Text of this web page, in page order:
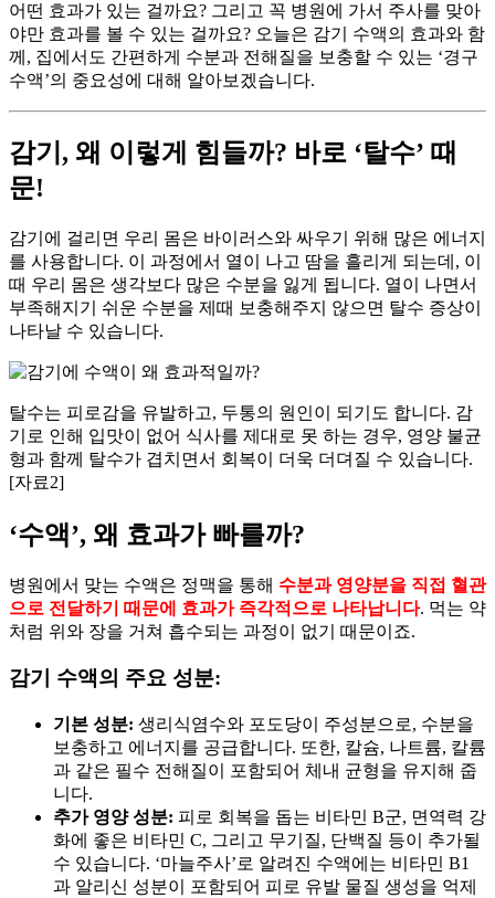
어떤 효과가 있는 걸까요? 그리고 꼭 병원에 가서 주사를 맞아
야만 효과를 볼 수 있는 걸까요? 오늘은 감기 수액의 효과와 함
께, 집에서도 간편하게 수분과 전해질을 보충할 수 있는 ‘경구
수액’의 중요성에 대해 알아보겠습니다.
감기, 왜 이렇게 힘들까? 바로 ‘탈수’ 때
문!
감기에 걸리면 우리 몸은 바이러스와 싸우기 위해 많은 에너지
를 사용합니다. 이 과정에서 열이 나고 땀을 흘리게 되는데, 이
때 우리 몸은 생각보다 많은 수분을 잃게 됩니다. 열이 나면서
부족해지기 쉬운 수분을 제때 보충해주지 않으면 탈수 증상이
나타날 수 있습니다.
탈수는 피로감을 유발하고, 두통의 원인이 되기도 합니다. 감
기로 인해 입맛이 없어 식사를 제대로 못 하는 경우, 영양 불균
형과 함께 탈수가 겹치면서 회복이 더욱 더뎌질 수 있습니다.
[자료2]
‘수액’, 왜 효과가 빠를까?
병원에서 맞는 수액은 정맥을 통해 수분과 영양분을 직접 혈관
으로 전달하기 때문에 효과가 즉각적으로 나타납니다. 먹는 약
처럼 위와 장을 거쳐 흡수되는 과정이 없기 때문이죠.
감기 수액의 주요 성분:
기본 성분: 생리식염수와 포도당이 주성분으로, 수분을
보충하고 에너지를 공급합니다. 또한, 칼슘, 나트륨, 칼륨
과 같은 필수 전해질이 포함되어 체내 균형을 유지해 줍
니다.
추가 영양 성분: 피로 회복을 돕는 비타민 B군, 면역력 강
화에 좋은 비타민 C, 그리고 무기질, 단백질 등이 추가될
수 있습니다. ‘마늘주사’로 알려진 수액에는 비타민 B1
과 알리신 성분이 포함되어 피로 유발 물질 생성을 억제